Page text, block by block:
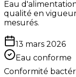
Eau
qualité en
mesurés.
13 mars 2026
Eau conforme
Conformité